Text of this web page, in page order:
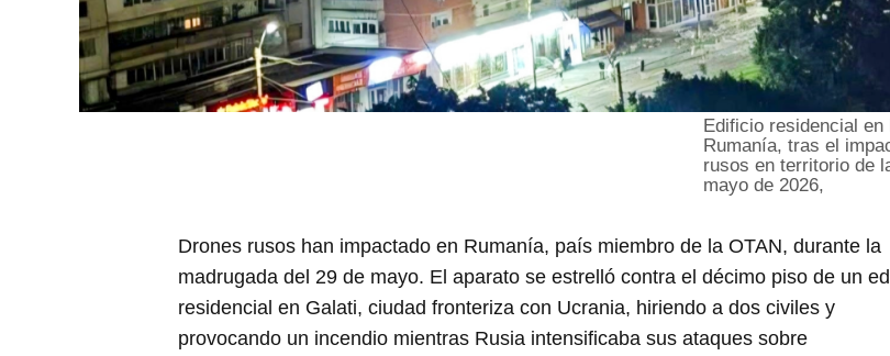
Edificio residencial
Rumanía, tras el
rusos en territorio de
mayo de 2026,
Drones rusos han impactado en Rumanía, país miembro de la OTAN, durante la
madrugada del 29 de mayo. El aparato se estrelló contra el décimo piso de un
residencial en Galati, ciudad fronteriza con Ucrania, hiriendo a dos civiles y
provocando un incendio mientras Rusia intensificaba sus ataques sobre